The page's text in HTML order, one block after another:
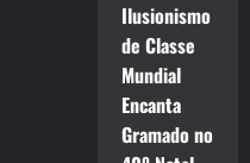
Ilusionismo
de Classe
Mundial
Encanta
Gramado no